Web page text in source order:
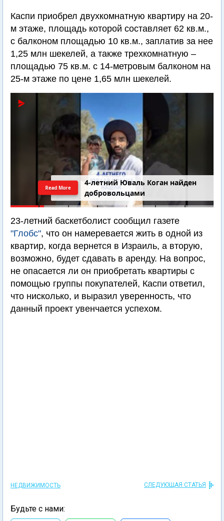
Каспи приобрел двухкомнатную квартиру на 20-
м этаже, площадь которой составляет 62 кв.м.,
с балконом площадью 10 кв.м., заплатив за нее
1,25 млн шекелей, а также трехкомнатную –
площадью 75 кв.м. с 14-метровым балконом на
25-м этаже по цене 1,65 млн шекелей.
4-летний Юваль Коган найден
добровольцами
Read More
23-летний баскетболист сообщил газете
"Глобс", что он намеревается жить в одной из
квартир, когда вернется в Израиль, а вторую,
возможно, будет сдавать в аренду. На вопрос,
не опасается ли он приобретать квартиры с
помощью группы покупателей, Каспи ответил,
что нисколько, и выразил уверенность, что
данный проект увенчается успехом.
НЕДВИЖИМОСТЬ СЛЕДУЮЩАЯ СТАТЬЯ
Будьте с нами: